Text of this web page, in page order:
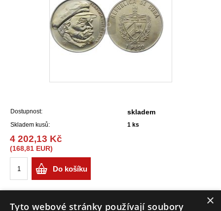
Dostupnost: skladem
Skladem kusů: 1 ks
4 202,13 Kč
(168,81 EUR)
Do košíku
×
Tyto webové stránky používají soubory